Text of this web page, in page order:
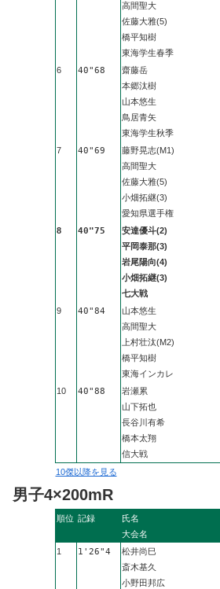
高間聖大
佐藤大雅(5)
橋平知樹
東海学生春季
6 40"68
齋藤岳
本郷汰樹
山本悠生
鳥居青矢
東海学生秋季
7 40"69
藤野晃志(M1)
高間聖大
佐藤大雅(5)
小畑拓継(3)
愛知県選手権
8 40"75
安達優斗(2)
平岡泰那(3)
岩尾陽向(4)
小畑拓継(3)
七大戦
9 40"84
山本悠生
高間聖大
上村壮汰(M2)
橋平知樹
東海インカレ
10 40"88
岩瀬累
山下拓也
長谷川有希
橋本太翔
信大戦
10傑以降を見る
男子4×200mR
順位 記録
氏名
大会名
1
1'26"4
松井尚巳
斎木基久
小野田邦広